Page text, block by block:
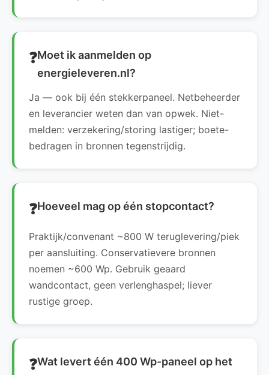
Moet ik aanmelden op
energieleveren.nl?
Ja — ook bij één stekkerpaneel. Netbeheerder
en leverancier weten dan van opwek. Niet-
melden: verzekering/storing lastiger; boete-
bedragen in bronnen tegenstrijdig.
Hoeveel mag op één stopcontact?
Praktijk/convenant ~800 W teruglevering/piek
per aansluiting. Conservatievere bronnen
noemen ~600 Wp. Gebruik geaard
wandcontact, geen verlenghaspel; liever
rustige groep.
Wat levert één 400 Wp-paneel op het